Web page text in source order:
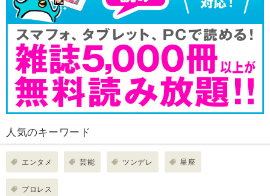
人気のキーワード
エンタメ 芸能 ツンデレ 星座
プロレス